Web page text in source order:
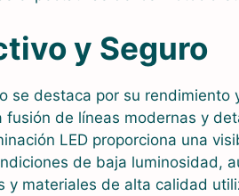
y Seguro
se destaca por su rendimiento
fusión de líneas modernas y
LED proporciona una
de baja luminosidad,
y materiales de alta calidad